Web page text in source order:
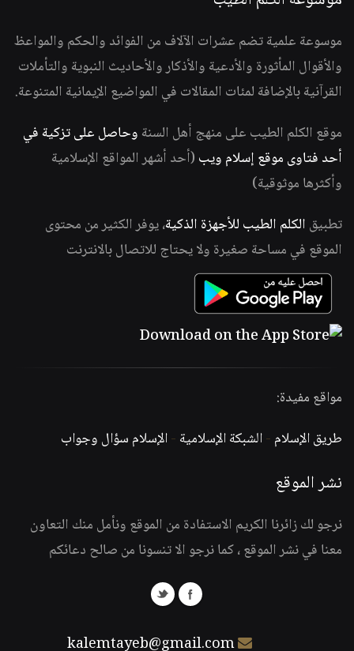
موسوعة علمية تضم عشرات الآلاف من الفوائد والحكم والمواعظ
والأقوال المأثورة والأدعية والأذكار والأحاديث النبوية والتأملات
القرآنية بالإضافة لمئات المقالات في المواضيع الإيمانية المتنوعة.
موقع الكلم الطيب على منهج أهل السنة وحاصل على تزكية في
أحد فتاوى موقع إسلام ويب (أحد أشهر المواقع الإسلامية
وأكثرها موثوقية)
تطبيق الكلم الطيب للأجهزة الذكية، يوفر الكثير من محتوى
الموقع في مساحة صغيرة ولا يحتاج للاتصال بالانترنت
مواقع مفيدة:
طريق الإسلام -الشبكة الإسلامية -الإسلام سؤال وجواب
نشر الموقع
نرجو لك زائرنا الكريم الاستفادة من الموقع ونأمل منك التعاون
معنا في نشر الموقع ، كما نرجو الا تنسونا من صالح دعائكم
kalemtayeb@gmail.com